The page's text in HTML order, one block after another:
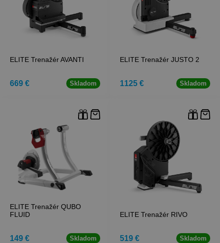
ELITE Trenažér AVANTI
669 € Skladom
ELITE Trenažér JUSTO 2
1125 € Skladom
ELITE Trenažér QUBO
FLUID
149 € Skladom
ELITE Trenažér RIVO
519 € Skladom